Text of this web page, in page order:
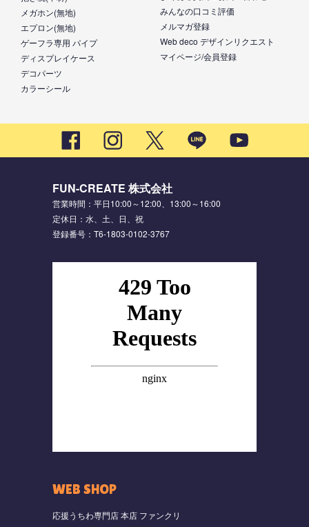
メガホン(無地)
エプロン(無地)
ゲーフラ専用 パイプ
ディスプレイケース
デコパーツ
カラーシール
みんなの口コミ評価
メルマガ登録
Web deco デザインリクエスト
マイページ/会員登録
FUN-CREATE 株式会社
営業時間：平日10:00～12:00、13:00～16:00
定休日：水、土、日、祝
登録番号：T6-1803-0102-3767
WEB SHOP
応援うちわ専門店 本店 ファンクリ